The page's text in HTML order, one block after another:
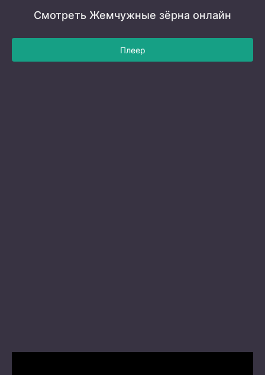
Смотреть Жемчужные зёрна онлайн
Плеер